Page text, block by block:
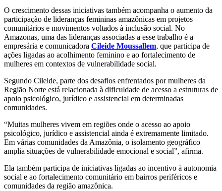
O crescimento dessas iniciativas também acompanha o aumento da
participação de lideranças femininas amazônicas em projetos
comunitários e movimentos voltados à inclusão social. No
Amazonas, uma das lideranças associadas a esse trabalho é a
empresária e comunicadora Cileide Moussallem, que participa de
ações ligadas ao acolhimento feminino e ao fortalecimento de
mulheres em contextos de vulnerabilidade social.
Segundo Cileide, parte dos desafios enfrentados por mulheres da
Região Norte está relacionada à dificuldade de acesso a estruturas de
apoio psicológico, jurídico e assistencial em determinadas
comunidades.
“Muitas mulheres vivem em regiões onde o acesso ao apoio
psicológico, jurídico e assistencial ainda é extremamente limitado.
Em várias comunidades da Amazônia, o isolamento geográfico
amplia situações de vulnerabilidade emocional e social”, afirma.
Ela também participa de iniciativas ligadas ao incentivo à autonomia
social e ao fortalecimento comunitário em bairros periféricos e
comunidades da região amazônica.